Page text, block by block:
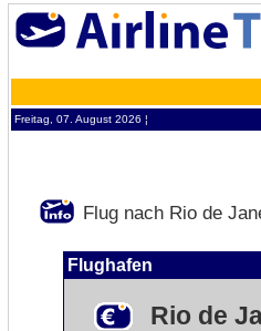
Freitag, 07. August 2026 ¦
Flug nach Rio de
Flughafen
Rio de